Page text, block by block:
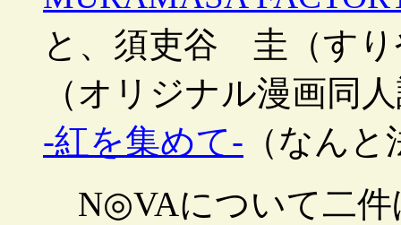
と、須吏谷 圭（す
（オリジナル漫画同
-紅を集めて- （なん
N◎VAについて二件